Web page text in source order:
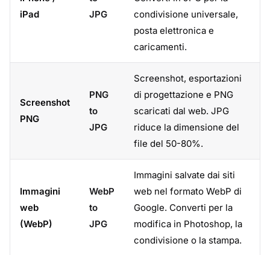
iPad
JPG
condivisione universale,
posta elettronica e
caricamenti.
Screenshot
PNG
PNG
to
JPG
Screenshot, esportazioni
di progettazione e PNG
scaricati dal web. JPG
riduce la dimensione del
file del 50-80%.
Immagini
web
(WebP)
WebP
to
JPG
Immagini salvate dai siti
web nel formato WebP di
Google. Converti per la
modifica in Photoshop, la
condivisione o la stampa.